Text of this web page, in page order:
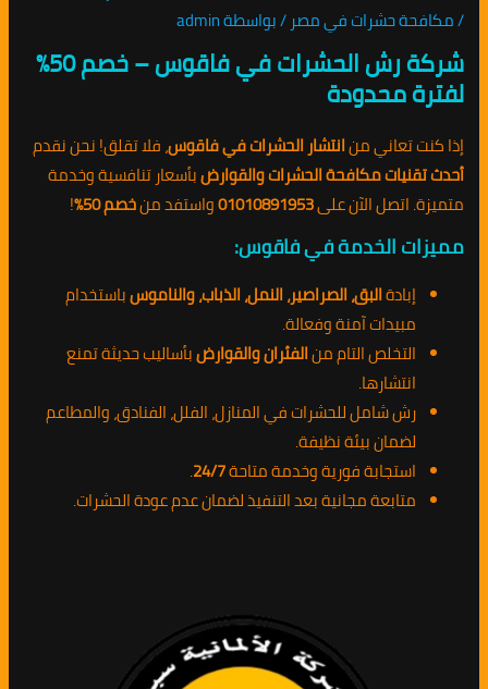
/مكافحة حشرات في مصر / بواسطةadmin
شركة رش الحشرات في فاقوس – خصم 50%
لفترة محدودة
إذا كنت تعاني منانتشار الحشرات في فاقوس، فلا تقلق! نحن نقدم
أحدث تقنيات مكافحة الحشرات والقوارضبأسعار تنافسية وخدمة
متميزة. اتصل الآن على01010891953واستفد منخصم 50% !
مميزات الخدمة في فاقوس:
إبادةالبق، الصراصير، النمل، الذباب، والناموسباستخدام
مبيدات آمنة وفعالة.
التخلص التام منالفئران والقوارضبأساليب حديثة تمنع
انتشارها.
رش شامل للحشرات في المنازل، الفلل، الفنادق، والمطاعم
لضمان بيئة نظيفة.
استجابة فورية وخدمة متاحة24/7
.
متابعة مجانية بعد التنفيذ لضمان عدم عودة الحشرات.